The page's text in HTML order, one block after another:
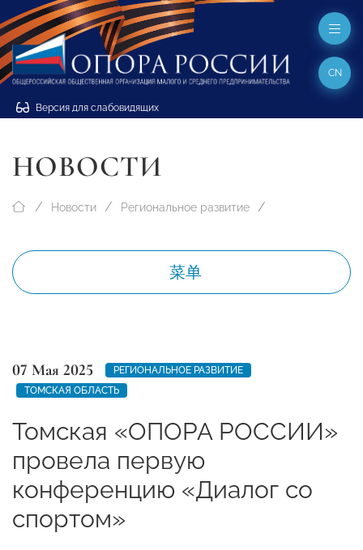
Версия для слабовидящих
CN
НОВОСТИ
Новости Региональное развитие
菜单
07 Мая 2025
РЕГИОНАЛЬНОЕ РАЗВИТИЕ
ТОМСКАЯ ОБЛАСТЬ
Томская «ОПОРА РОССИИ»
провела первую
конференцию «Диалог со
спортом»